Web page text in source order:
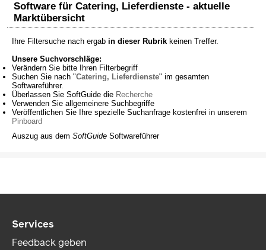
Software für Catering, Lieferdienste - aktuelle
Marktübersicht
Ihre Filtersuche nach ergab in dieser Rubrik keinen Treffer.
Unsere Suchvorschläge:
Verändern Sie bitte Ihren Filterbegriff
Suchen Sie nach "Catering, Lieferdienste" im gesamten
Softwareführer.
Überlassen Sie SoftGuide die Recherche
Verwenden Sie allgemeinere Suchbegriffe
Veröffentlichen Sie Ihre spezielle Suchanfrage kostenfrei in unserem
Pinboard
Auszug aus dem SoftGuide Softwareführer
Services
Feedback geben